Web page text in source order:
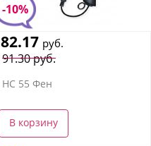
-10%
91.30 руб.
82.17 руб.
HC 55 Фен
В корзину